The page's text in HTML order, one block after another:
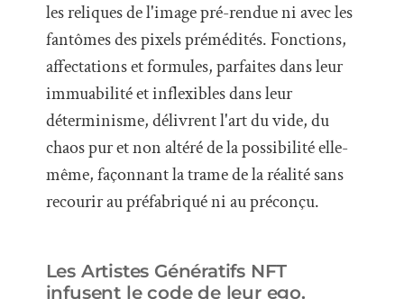
les reliques de l'image pré-rendue ni avec les
fantômes des pixels prémédités. Fonctions,
affectations et formules, parfaites dans leur
immuabilité et inflexibles dans leur
déterminisme, délivrent l'art du vide, du
chaos pur et non altéré de la possibilité elle-
même, façonnant la trame de la réalité sans
recourir au préfabriqué ni au préconçu.
Les Artistes Génératifs NFT
infusent le code de leur ego.